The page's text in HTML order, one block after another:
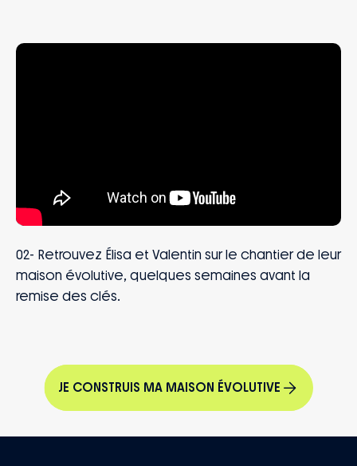
02- Retrouvez Élisa et Valentin sur le chantier de leur
maison évolutive, quelques semaines avant la
remise des clés.
JE CONSTRUIS MA MAISON ÉVOLUTIVE